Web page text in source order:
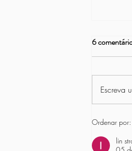
6
Escreva
Ordenar por:
lin